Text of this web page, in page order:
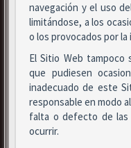
navegación y el uso
limitándose, a los
o los provocados por
El Sitio Web tampoco
que pudiesen
inadecuado de este
responsable en modo
falta o defecto de las
ocurrir.